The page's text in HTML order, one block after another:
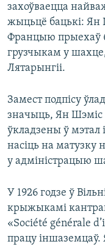
захоўваецца
жыцьцё бацькі: Ян
Францыю прыехаў 6
грузчыкам у
Лятарынгіі.
Замест подпісу
значыць, Ян Шэміс
ўкладзены ў мэтал
насіць на матузку
у адміністрацыю
У 1926 годзе ў
крыжыкамі
«Société générale
працу іншаземцаў.